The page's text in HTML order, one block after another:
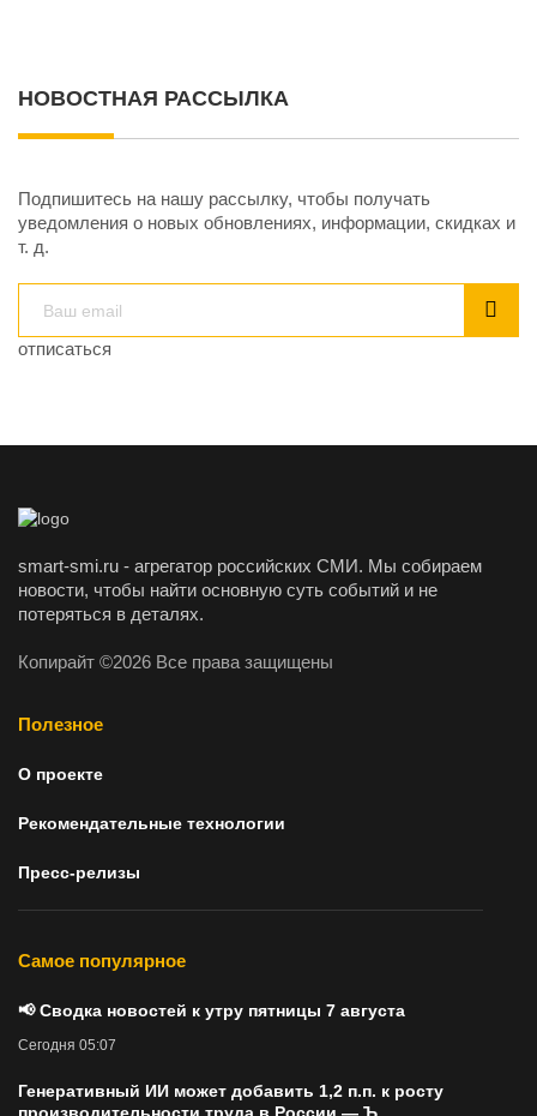
НОВОСТНАЯ РАССЫЛКА
Подпишитесь на нашу рассылку, чтобы получать
уведомления о новых обновлениях, информации, скидках и
т. д.
отписаться
smart-smi.ru - агрегатор российских СМИ. Мы собираем
новости, чтобы найти основную суть событий и не
потеряться в деталях.
Копирайт ©2026 Все права защищены
Полезное
О проекте
Рекомендательные технологии
Пресс-релизы
Самое популярное
📢 Сводка новостей к утру пятницы 7 августа
Сегодня 05:07
Генеративный ИИ может добавить 1,2 п.п. к росту